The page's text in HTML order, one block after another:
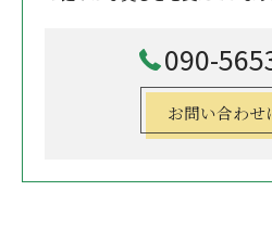
090-
お問い合わせ